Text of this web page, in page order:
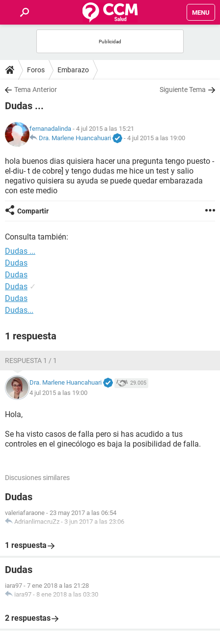
MENU
FOROS
SALUD
NUTRICIÓN
BIENESTAR
SEXUALIDAD
GLOSARIO
Foros Embarazo
Tema Anterior Siguiente Tema
Dudas ...
fernanadalinda - 4 jul 2015 a las 15:21
Dra. Marlene Huancahuari
- 4 jul 2015 a las 19:00
hola buenos dias quisiera hacer una pregunta tengo puesto -
el-diu- t de cobre] y tengo dudas me hice un test y salio
negativo quisiera su ayuda se puede quedar embarazada
con este medio
Compartir
Consulta también:
Dudas ...
Dudas
Dudas
Dudas ✓
Dudas
Dudas...
1 respuesta
RESPUESTA 1 / 1
Dra. Marlene Huancahuari 29.005
4 jul 2015 a las 19:00
Hola,
Se ha visto casos de falla pero si has acudido a tus
controles en el ginecólogo es baja la posibilidad de falla.
Discusiones similares
Dudas
valeriafaraone - 23 may 2017 a las 06:54
AdrianlimacruZz - 3 jun 2017 a las 23:06
1 respuesta
Dudas
iara97 - 7 ene 2018 a las 21:28
iara97 - 8 ene 2018 a las 03:30
2 respuestas